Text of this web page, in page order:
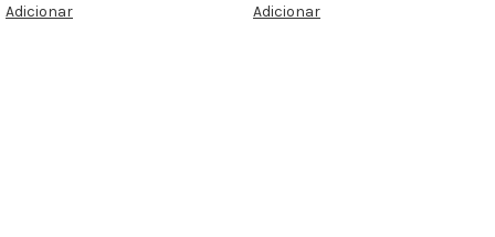
Adicionar Adicionar